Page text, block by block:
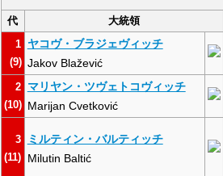
代
大統領
1
(9)
ヤコヴ・ブラジェヴィッチ
Jakov Blažević
2
(10)
マリヤン・ツヴェトコヴィッチ
Marijan Cvetković
3
(11)
ミルティン・バルティッチ
Milutin Baltić